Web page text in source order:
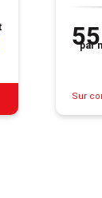
par
Sur